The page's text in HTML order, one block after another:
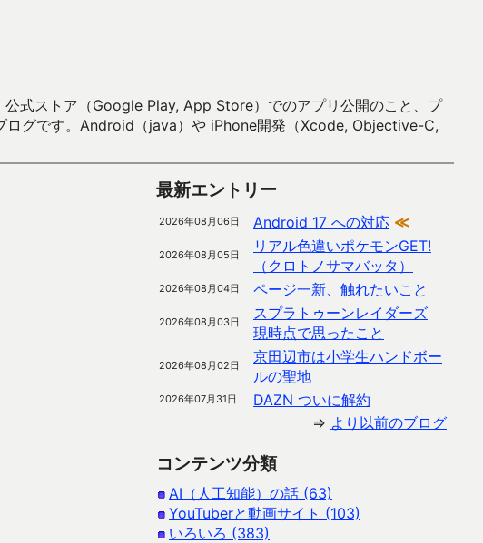
式ストア（Google Play, App Store）でのアプリ公開のこと、プ
ログです。Android（java）や iPhone開発（Xcode, Objective-C,
最新エントリー
2026年08月06日 Android 17 への対応 ≪
2026年08月05日
リアル色違いポケモンGET!
（クロトノサマバッタ）
2026年08月04日 ページ一新、触れたいこと
2026年08月03日
スプラトゥーンレイダーズ
現時点で思ったこと
2026年08月02日
京田辺市は小学生ハンドボー
ルの聖地
2026年07月31日
DAZN ついに解約
⇒ より以前のブログ
コンテンツ分類
AI（人工知能）の話 (63)
YouTuberと動画サイト (103)
いろいろ (383)